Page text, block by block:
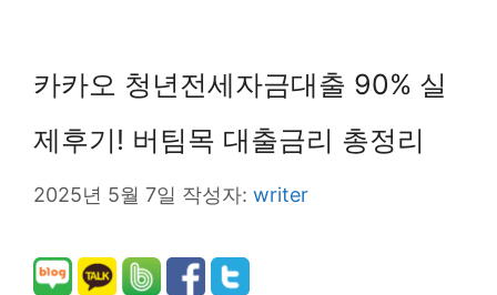
카카오 청년전세자금대출 90% 실
제후기! 버팀목 대출금리 총정리
2025년 5월 7일 작성자: writer